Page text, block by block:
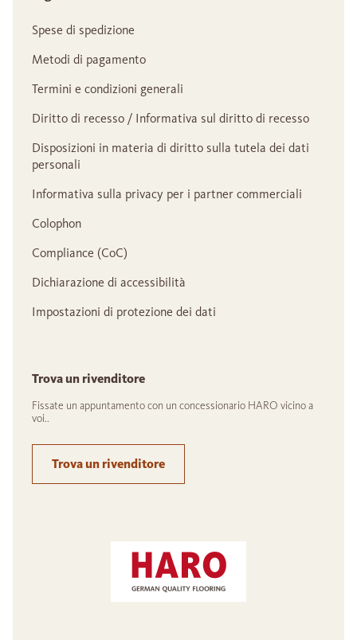
Spese di spedizione
Metodi di pagamento
Termini e condizioni generali
Diritto di recesso / Informativa sul diritto di recesso
Disposizioni in materia di diritto sulla tutela dei dati
personali
Informativa sulla privacy per i partner commerciali
Colophon
Compliance (CoC)
Dichiarazione di accessibilità
Impostazioni di protezione dei dati
Trova un rivenditore
Fissate un appuntamento con un concessionario HARO vicino a
voi..
Trova un rivenditore